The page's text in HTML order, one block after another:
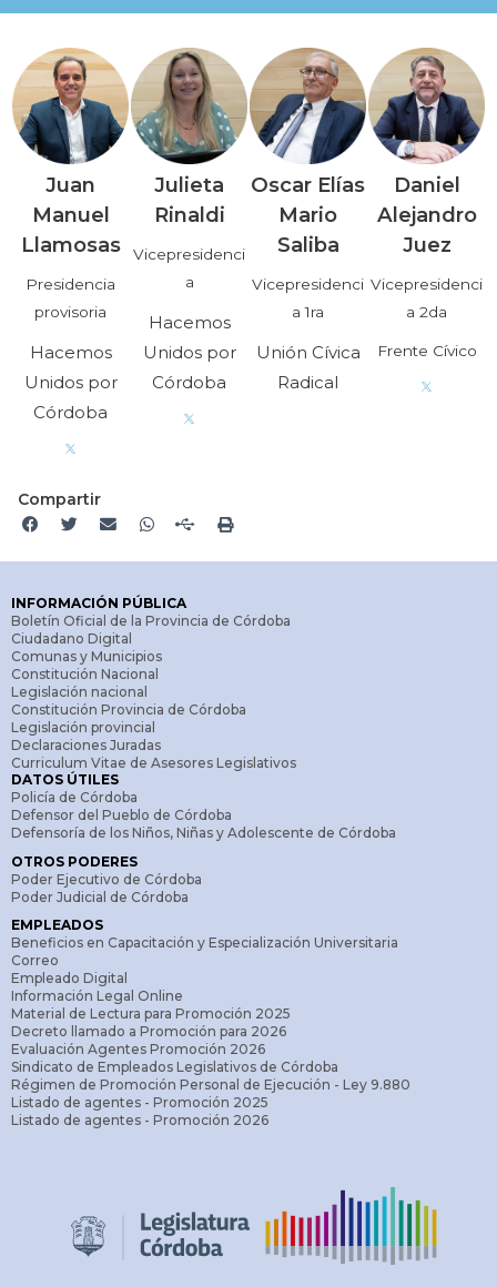
Juan
Manuel
Llamosas
Presidencia
provisoria
Hacemos
Unidos por
Córdoba
Julieta
Rinaldi
Vicepresidenci
a
Hacemos
Unidos por
Córdoba
Oscar Elías
Mario
Saliba
Vicepresidenci
a 1ra
Unión Cívica
Radical
Daniel
Alejandro
Juez
Vicepresidenci
a 2da
Frente Cívico
Compartir
INFORMACIÓN PÚBLICA
Boletín Oficial de la Provincia de Córdoba
Ciudadano Digital
Comunas y Municipios
Constitución Nacional
Legislación nacional
Constitución Provincia de Córdoba
Legislación provincial
Declaraciones Juradas
Curriculum Vitae de Asesores Legislativos
DATOS ÚTILES
Policía de Córdoba
Defensor del Pueblo de Córdoba
Defensoría de los Niños, Niñas y Adolescente de Córdoba
OTROS PODERES
Poder Ejecutivo de Córdoba
Poder Judicial de Córdoba
EMPLEADOS
Beneficios en Capacitación y Especialización Universitaria
Correo
Empleado Digital
Información Legal Online
Material de Lectura para Promoción 2025
Decreto llamado a Promoción para 2026
Evaluación Agentes Promoción 2026
Sindicato de Empleados Legislativos de Córdoba
Régimen de Promoción Personal de Ejecución - Ley 9.880
Listado de agentes - Promoción 2025
Listado de agentes - Promoción 2026